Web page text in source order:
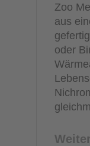
Zoo
aus
oder